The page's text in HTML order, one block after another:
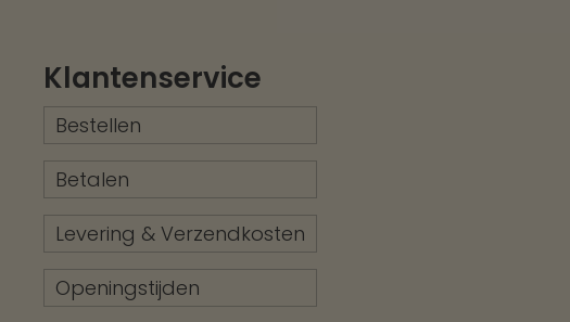
Klantenservice
Bestellen
Betalen
Levering & Verzendkosten
Openingstijden